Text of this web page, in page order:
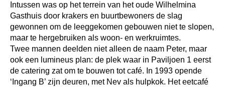
Intussen was op het terrein van het oude Wilhelmina
Gasthuis door krakers en buurtbewoners de slag
gewonnen om de leeggekomen gebouwen niet te slopen,
maar te hergebruiken als woon- en werkruimtes.
Twee mannen deelden niet alleen de naam Peter, maar
ook een lumineus plan: de plek waar in Paviljoen 1 eerst
de catering zat om te bouwen tot café. In 1993 opende
‘Ingang B’ zijn deuren, met Nev als hulpkok. Het eetcafé